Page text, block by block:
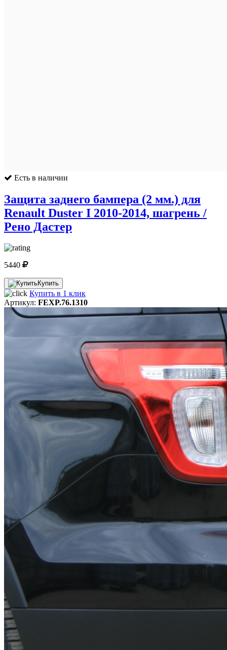
Есть в наличии
Защита заднего бампера (2 мм.) для
Renault Duster I 2010-2014, шагрень /
Рено Дастер
5440
Купить
Купить в 1 клик
Артикул: FEXP.76.1310